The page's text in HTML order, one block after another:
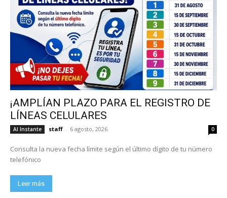
¡AMPLÍAN PLAZO PARA EL REGISTRO DE
LÍNEAS CELULARES
Al Instante staff - 6 agosto, 2026 0
Consulta la nueva fecha límite según el último dígito de tu número
telefónico
Leer más